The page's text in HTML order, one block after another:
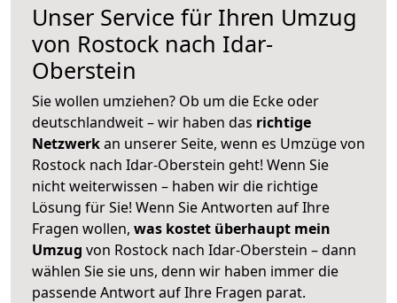
Unser Service für Ihren Umzug
von Rostock nach Idar-
Oberstein
Sie wollen umziehen? Ob um die Ecke oder
deutschlandweit – wir haben das richtige
Netzwerkan unserer Seite, wenn es Umzüge von
Rostock nach Idar-Oberstein geht! Wenn Sie
nicht weiterwissen – haben wir die richtige
Lösung für Sie! Wenn Sie Antworten auf Ihre
Fragen wollen, was kostet überhaupt mein
Umzug von Rostock nach Idar-Oberstein – dann
wählen Sie sie uns, denn wir haben immer die
passende Antwort auf Ihre Fragen parat.